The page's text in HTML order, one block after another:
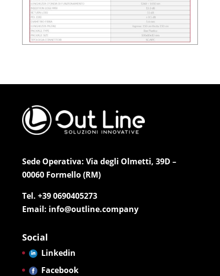
Sede Operativa: Via degli Olmetti, 39D –
00060 Formello (RM)
Tel. +39 0690405273
Email: info@outline.company
Social
Linkedin
Facebook